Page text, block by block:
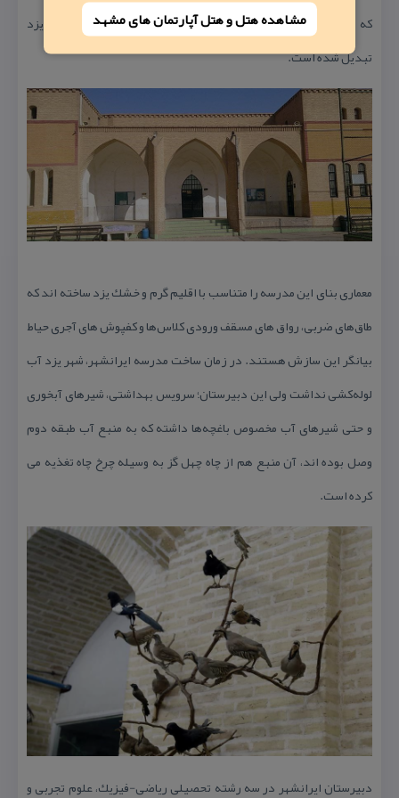
مشاهده هتل و هتل‌ آپارتمان های مشهد
كه هم اكنون یكی از آنها به آزمایشگاه و بقیه به موزه علوم طبیعی یزد
تبدیل شده است.
معماری بنای این مدرسه را متناسب با اقلیم گرم و خشك یزد ساخته اند كه
طاق‌های ضربی، رواق های مسقف ورودی كلاس‌ها و كفپوش های آجری حیاط
بیانگر این سازش هستند. در زمان ساخت مدرسه ایرانشهر، شهر یزد آب
لوله‌كشی نداشت ولی این دبیرستان؛ سرویس بهداشتی، شیرهای آبخوری
و حتی شیرهای آب مخصوص باغچه‌ها داشته كه به منبع آب طبقه دوم
وصل بوده اند، آن منبع هم از چاه چهل گز به وسیله چرخ چاه تغذیه می
كرده است.
دبیرستان ایرانشهر در سه رشته تحصیلی ریاضی-فیزیك، علوم تجربی و